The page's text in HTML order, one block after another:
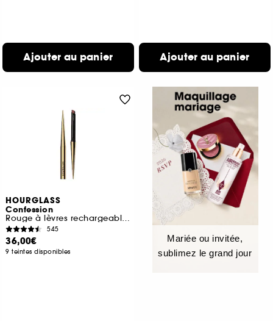
Ajouter au panier Ajouter au panier
HOURGLASS
Confession
Rouge à lèvres rechargeable haute intensité ultra-fin
545
36,00€
9 teintes disponibles
Mariée ou invitée,
sublimez le grand jour